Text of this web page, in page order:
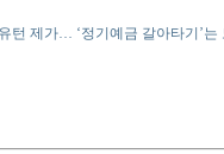
제가… ‘정기예금 갈아타기’는